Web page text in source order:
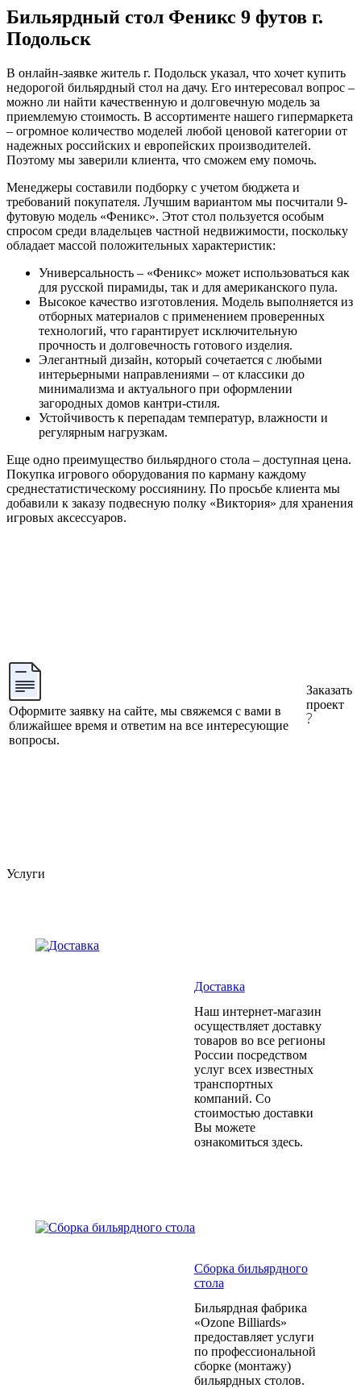
Бильярдный стол Феникс 9 футов г.
Подольск
В онлайн-заявке житель г. Подольск указал, что хочет купить
недорогой бильярдный стол на дачу. Его интересовал вопрос –
можно ли найти качественную и долговечную модель за
приемлемую стоимость. В ассортименте нашего гипермаркета
– огромное количество моделей любой ценовой категории от
надежных российских и европейских производителей.
Поэтому мы заверили клиента, что сможем ему помочь.
Менеджеры составили подборку с учетом бюджета и
требований покупателя. Лучшим вариантом мы посчитали 9-
футовую модель «Феникс». Этот стол пользуется особым
спросом среди владельцев частной недвижимости, поскольку
обладает массой положительных характеристик:
Универсальность – «Феникс» может использоваться как
для русской пирамиды, так и для американского пула.
Высокое качество изготовления. Модель выполняется из
отборных материалов с применением проверенных
технологий, что гарантирует исключительную
прочность и долговечность готового изделия.
Элегантный дизайн, который сочетается с любыми
интерьерными направлениями – от классики до
минимализма и актуального при оформлении
загородных домов кантри-стиля.
Устойчивость к перепадам температур, влажности и
регулярным нагрузкам.
Еще одно преимущество бильярдного стола – доступная цена.
Покупка игрового оборудования по карману каждому
среднестатистическому россиянину. По просьбе клиента мы
добавили к заказу подвесную полку «Виктория» для хранения
игровых аксессуаров.
Оформите заявку на сайте, мы свяжемся с вами в
ближайшее время и ответим на все интересующие
вопросы.
Заказать
проект
Услуги
Доставка
Наш интернет-магазин
осуществляет доставку
товаров во все регионы
России посредством
услуг всех известных
транспортных
компаний. Со
стоимостью доставки
Вы можете
ознакомиться здесь.
Сборка бильярдного
стола
Бильярдная фабрика
«Ozone Billiards»
предоставляет услуги
по профессиональной
сборке (монтажу)
бильярдных столов.